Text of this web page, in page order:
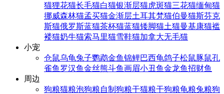
猫狸花猫长毛猫白猫银渐层猫虎斑猫三花猫缅甸猫
挪威森林猫孟买猫金渐层土耳其梵猫伯曼猫斯芬克
斯猫俄罗斯蓝猫茶杯猫蓝猫矮脚猫土猫曼基康猫褴
褛猫奶牛猫索马里猫雪鞋猫加拿大无毛猫
小宠
仓鼠乌龟兔子鹦鹉金鱼锦鲤巴西龟鸽子松鼠豚鼠孔
雀鱼 罗汉鱼金丝熊斗鱼画眉小丑鱼金龙鱼招财鱼
周边
狗粮猫粮泡狗粮自制狗粮干猫粮干狗粮龟粮兔粮狗